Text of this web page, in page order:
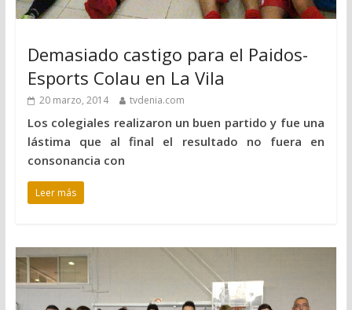
Demasiado castigo para el Paidos-
Esports Colau en La Vila
20 marzo, 2014 tvdenia.com
Los colegiales realizaron un buen partido y fue una
lástima que al final el resultado no fuera en
consonancia con
Leer más